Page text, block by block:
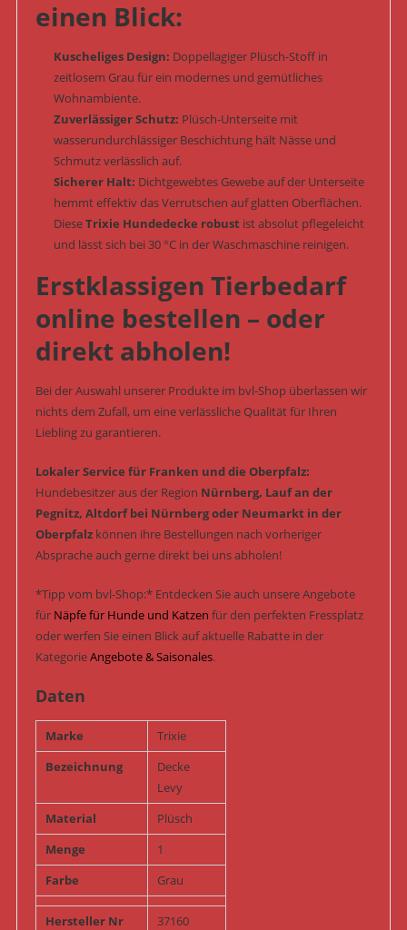
einen Blick:
Kuscheliges Design: Doppellagiger Plüsch-Stoff in
zeitlosem Grau für ein modernes und gemütliches
Wohnambiente.
Zuverlässiger Schutz: Plüsch-Unterseite mit
wasserundurchlässiger Beschichtung hält Nässe und
Schmutz verlässlich auf.
Sicherer Halt: Dichtgewebtes Gewebe auf der Unterseite
hemmt effektiv das Verrutschen auf glatten Oberflächen.
DieseTrixie Hundedecke robustist absolut pflegeleicht
und lässt sich bei 30 °C in der Waschmaschine reinigen.
Erstklassigen Tierbedarf
online bestellen – oder
direkt abholen!
Bei der Auswahl unserer Produkte im bvl-Shop überlassen wir
nichts dem Zufall, um eine verlässliche Qualität für Ihren
Liebling zu garantieren.
Lokaler Service für Franken und die Oberpfalz:
Hundebesitzer aus der Region Nürnberg, Lauf an der
Pegnitz, Altdorf bei Nürnberg oder Neumarkt in der
Oberpfalzkönnen ihre Bestellungen nach vorheriger
Absprache auch gerne direkt bei uns abholen!
*Tipp vom bvl-Shop:* Entdecken Sie auch unsere Angebote
für Näpfe für Hunde und Katzen für den perfekten Fressplatz
oder werfen Sie einen Blick auf aktuelle Rabatte in der
KategorieAngebote & Saisonales.
Daten
Marke
Trixie
Bezeichnung
Decke
Levy
Material
Plüsch
Menge
1
Farbe
Grau
Hersteller Nr
37160